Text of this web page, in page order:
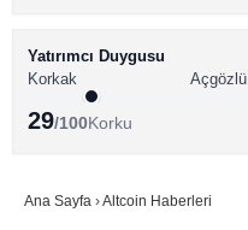
BİTCOİN HABERLERİ
ALTCOİN HABERLERİ
SÖZLÜK
Yatırımcı Duygusu
Korkak
Açgözlü
29/100Korku
Ana Sayfa ›Altcoin Haberleri